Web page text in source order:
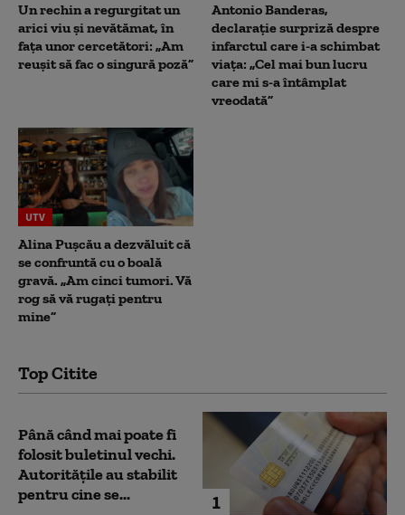
Un rechin a regurgitat un
arici viu și nevătămat, în
fața unor cercetători: „Am
reușit să fac o singură poză”
Antonio Banderas,
declarație surpriză despre
infarctul care i-a schimbat
viața: „Cel mai bun lucru
care mi s-a întâmplat
vreodată”
UTV
Alina Pușcău a dezvăluit că
se confruntă cu o boală
gravă. „Am cinci tumori. Vă
rog să vă rugați pentru
mine”
Top Citite
1
Până când mai poate fi
folosit buletinul vechi.
Autoritățile au stabilit
pentru cine se...